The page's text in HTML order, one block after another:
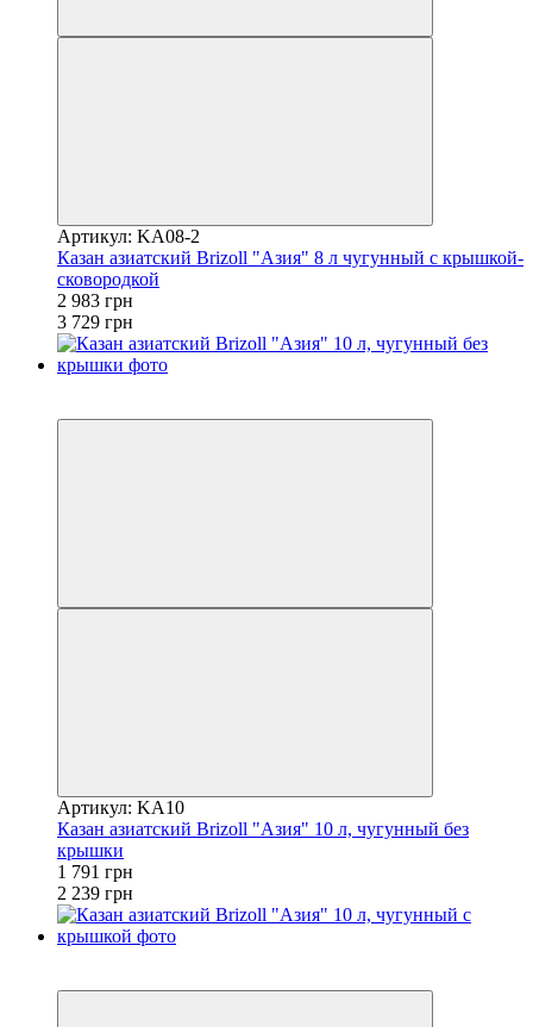
Артикул: KA08-2
Казан азиатский Brizoll "Азия" 8 л чугунный с крышкой-
сковородкой
2 983 грн
3 729 грн
Артикул: KA10
Казан азиатский Brizoll "Азия" 10 л, чугунный без
крышки
1 791 грн
2 239 грн